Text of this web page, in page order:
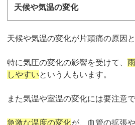
天候や気温の変化
天候や気温の変化が片頭痛の原因
特に気圧の変化の影響を受けて、
しやすいという人もいます。
また気温や室温の変化には要注意で
急激な温度の変化が、血管の拡張